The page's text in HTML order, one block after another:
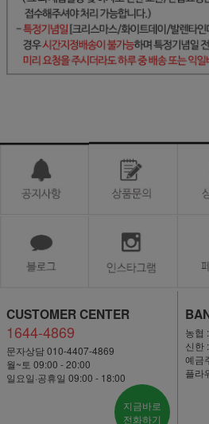
CUSTOMER CENTER
1644-4869
문자상담 010-4407-4869
월~토 09:00 - 20:00
일요일·공휴일 09:00 - 18:00
지금바로
전화하기
농협
신한
예금
플라